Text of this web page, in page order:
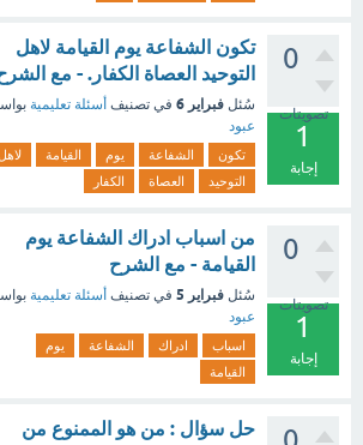
0
تصويتات
1
إجابة
تكون الشفاعة يوم القيامة لاهل
التوحيد العصاة الكفار. - مع
سُئل فبراير 6 في تصنيف أسئلة تعليمية
عبود
تكون الشفاعة يوم القيامة
لاهل
التوحيد
العصاة الكفار
0
تصويتات
1
إجابة
من اسباب ادراك الشفاعة يوم
القيامة - مع الشرح
سُئل فبراير 5 في تصنيف أسئلة تعليمية
عبود
اسباب ادراك الشفاعة
يوم
القيامة
حل سؤال : من هو الممنوع من